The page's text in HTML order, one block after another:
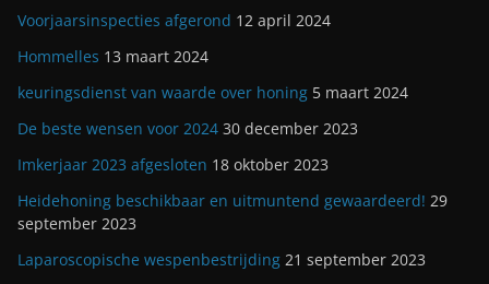
Voorjaarsinspecties afgerond 12 april 2024
Hommelles 13 maart 2024
keuringsdienst van waarde over honing 5 maart 2024
De beste wensen voor 2024 30 december 2023
Imkerjaar 2023 afgesloten 18 oktober 2023
Heidehoning beschikbaar en uitmuntend gewaardeerd! 29
september 2023
Laparoscopische wespenbestrijding 21 september 2023